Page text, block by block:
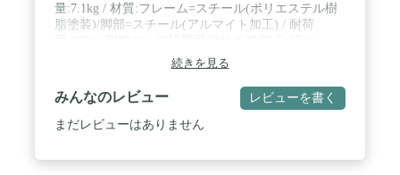
量:7.1kg / 材質:フレーム=スチール(ポリエステル樹
脂塗装)/脚部=スチール(アルマイト加工) / 耐荷
続きを見る
みんなのレビュー レビューを書く
まだレビューはありません